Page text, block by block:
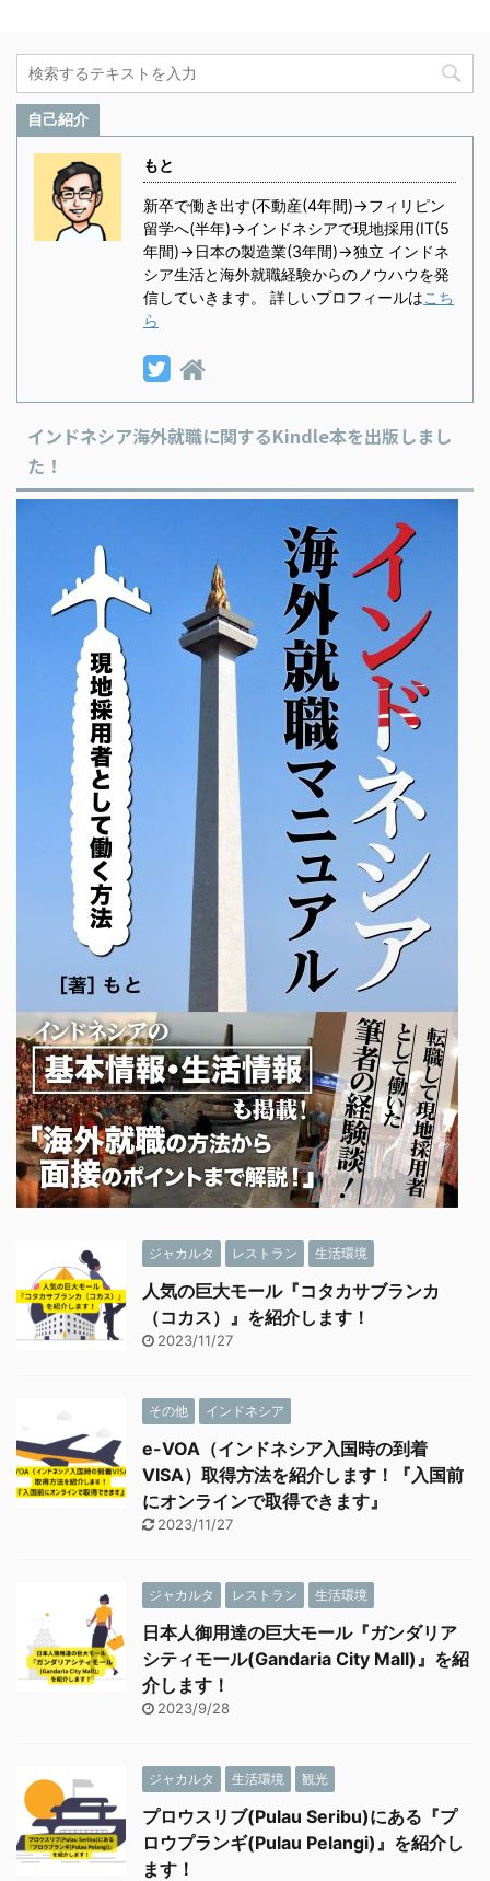
自己紹介
もと
新卒で働き出す(不動産(4年間)→フィリピン
留学へ(半年)→インドネシアで現地採用(IT(5
年間)→日本の製造業(3年間)→独立 インドネ
シア生活と海外就職経験からのノウハウを発
信していきます。 詳しいプロフィールはこち
ら
インドネシア海外就職に関するKindle本を出版しまし
た！
ジャカルタ レストラン 生活環境
人気の巨大モール『コタカサブランカ
（コカス）』を紹介します！
2023/11/27
その他 インドネシア
e-VOA（インドネシア入国時の到着
VISA）取得方法を紹介します！『入国前
にオンラインで取得できます』
2023/11/27
ジャカルタ レストラン 生活環境
日本人御用達の巨大モール『ガンダリア
シティモール(Gandaria City Mall)』を紹
介します！
2023/9/28
ジャカルタ 生活環境 観光
プロウスリブ(Pulau Seribu)にある『プ
ロウプランギ(Pulau Pelangi)』を紹介し
ます！